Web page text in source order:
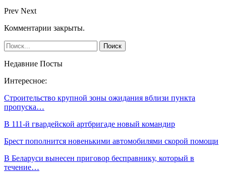
Prev Next
Комментарии закрыты.
Недавние Посты
Интересное:
Строительство крупной зоны ожидания вблизи пункта
пропуска…
В 111-й гвардейской артбригаде новый командир
Брест пополнится новенькими автомобилями скорой помощи
В Беларуси вынесен приговор бесправнику, который в
течение…